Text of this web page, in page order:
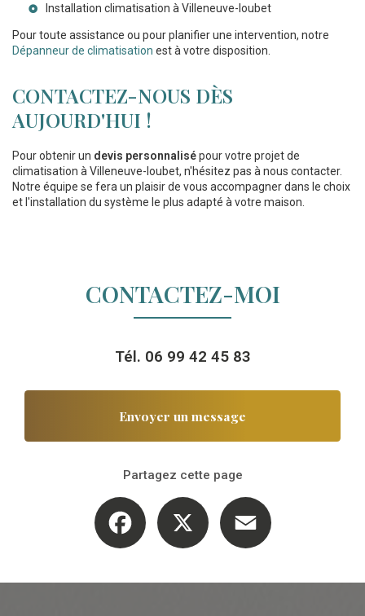
Installation climatisation à Villeneuve-loubet
Pour toute assistance ou pour planifier une intervention, notre
Dépanneur de climatisation est à votre disposition.
CONTACTEZ-NOUS DÈS
AUJOURD'HUI !
Pour obtenir un devis personnalisépour votre projet de
climatisation à Villeneuve-loubet, n'hésitez pas à nous contacter.
Notre équipe se fera un plaisir de vous accompagner dans le choix
et l'installation du système le plus adapté à votre maison.
CONTACTEZ-MOI
Tél. 06 99 42 45 83
Envoyer un message
Partagez cette page
Facebook